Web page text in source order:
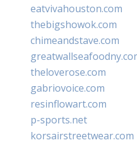
eatvivahouston.com
thebigshowok.com
chimeandstave.com
theloverose.com
gabriovoice.com
resinflowart.com
p-sports.net
korsairstreetwear.com